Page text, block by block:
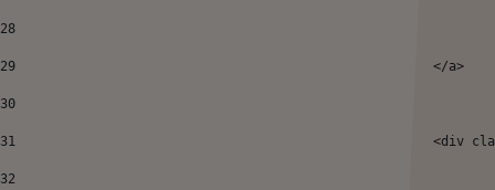
28
29
							</a>
30
31
32